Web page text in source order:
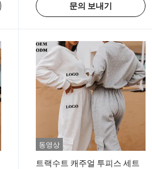
문의 보내기
동영상
트랙수트 캐주얼 투피스 세트